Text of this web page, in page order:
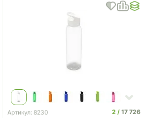
Артикул: 8230 2
17 726